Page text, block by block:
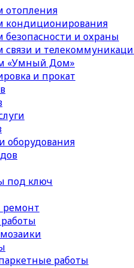
отопления
кондиционирования
безопасности и охраны
связи и
«Умный Дом»
и прокат
оборудования
под ключ
ремонт
работы